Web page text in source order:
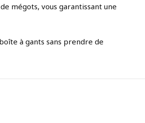
mégots, vous garantissant une
à gants sans prendre de